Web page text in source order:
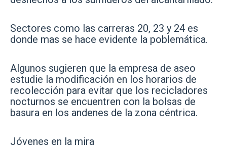
Sectores como las carreras 20, 23 y 24 es
donde mas se hace evidente la poblemática.
Algunos sugieren que la empresa de aseo
estudie la modificación en los horarios de
recolección para evitar que los recicladores
nocturnos se encuentren con la bolsas de
basura en los andenes de la zona céntrica.
Jóvenes en la mira